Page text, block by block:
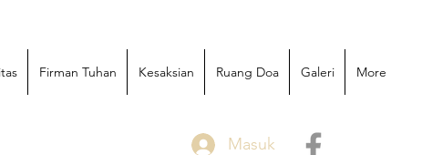
Firman Tuhan Kesaksian Ruang Doa Galeri More
Masuk